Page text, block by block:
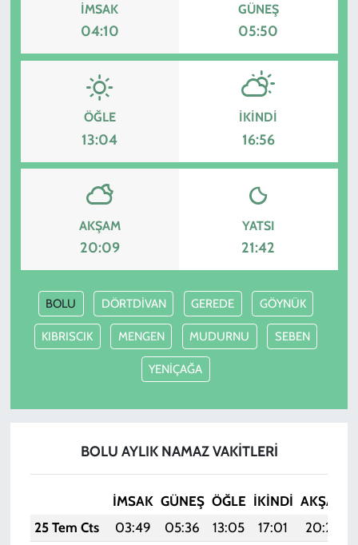
İMSAK
04:10
GÜNEŞ
05:50
ÖĞLE
13:04
İKINDI
16:56
AKŞAM
20:09
YATSI
21:42
BOLU DÖRTDİVAN GEREDE GÖYNÜK
KIBRISCIK MENGEN MUDURNU SEBEN
YENİÇAĞA
BOLU AYLIK NAMAZ VAKITLERI
İMSAK GÜNEŞ ÖĞLE İKINDI AKŞAM
25 Tem Cts
03:49 05:36 13:05 17:01 20:24